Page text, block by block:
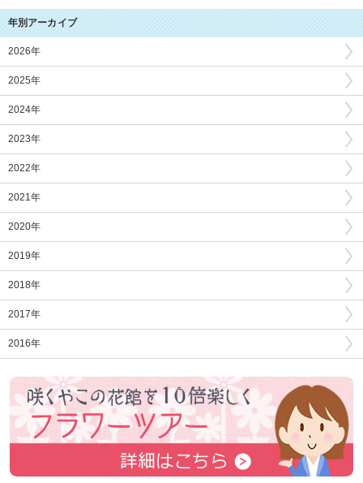
年別アーカイブ
2026年
2025年
2024年
2023年
2022年
2021年
2020年
2019年
2018年
2017年
2016年